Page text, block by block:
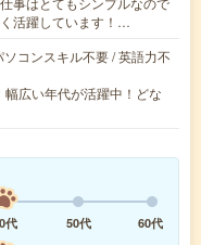
活躍しています！…
コンスキル不要 / 英語力不
広い年代が活躍中！どな
代 50代
60代